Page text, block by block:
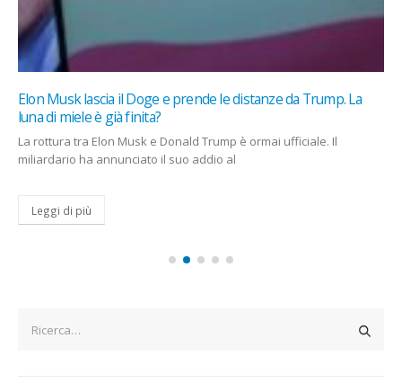
Elon Musk lascia il Doge e prende le distanze da Trump. La
luna di miele è già finita?
La rottura tra Elon Musk e Donald Trump è ormai ufficiale. Il
miliardario ha annunciato il suo addio al
Leggi di più